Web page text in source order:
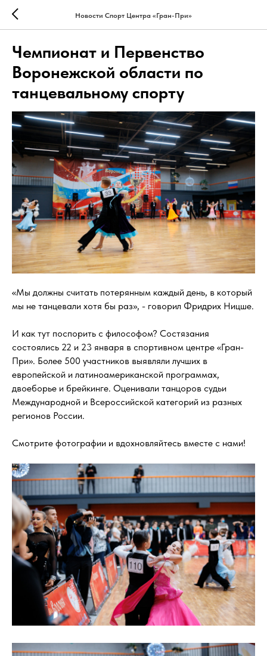
Новости Спорт Центра «Гран-При»
Чемпионат и Первенство
Воронежской области по
танцевальному спорту
«Мы должны считать потерянным каждый день, в который
мы не танцевали хотя бы раз», - говорил Фридрих Ницше.
И как тут поспорить с философом? Состязания
состоялись 22 и 23 января в спортивном центре «Гран-
При». Более 500 участников выявляли лучших в
европейской и латиноамериканской программах,
двоеборье и брейкинге. Оценивали танцоров судьи
Международной и Всероссийской категорий из разных
регионов России.
Смотрите фотографии и вдохновляйтесь вместе с нами!